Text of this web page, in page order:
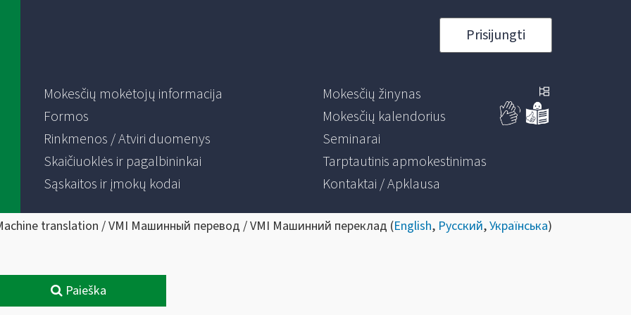
Prisijungti
Mokesčių mokėtojų informacija
Formos
Rinkmenos / Atviri duomenys
Skaičiuoklės ir pagalbininkai
Sąskaitos ir įmokų kodai
Mokesčių žinynas
Mokesčių kalendorius
Seminarai
Tarptautinis apmokestinimas
Kontaktai / Apklausa
translation / VMI Машинный перевод / VMI Машинний переклад (English, Русский,Українська)
Paieška